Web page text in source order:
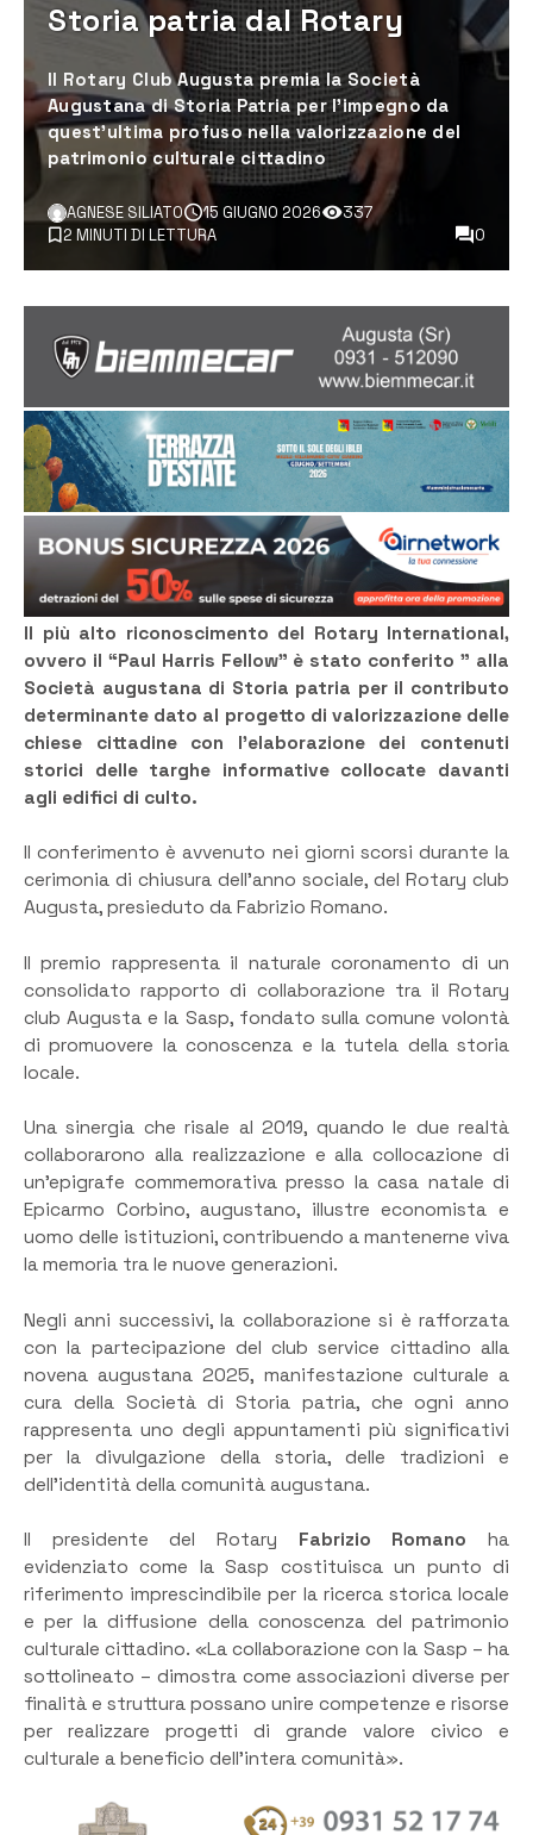
Storia patria dal Rotary
Il Rotary Club Augusta premia la Società
Augustana di Storia Patria per l'impegno da
quest’ultima profuso nella valorizzazione del
patrimonio culturale cittadino
AGNESE SILIATO 15 GIUGNO 2026
337
2 MINUTI DI LETTURA
0
Il più alto riconoscimento del Rotary International,
ovvero il “Paul Harris Fellow” è stato conferito ” alla
Società augustana di Storia patria per il contributo
determinante dato al progetto di valorizzazione delle
chiese cittadine con l’elaborazione dei contenuti
storici delle targhe informative collocate davanti
agli edifici di culto.
Il conferimento è avvenuto nei giorni scorsi durante la
cerimonia di chiusura dell’anno sociale, del Rotary club
Augusta, presieduto da Fabrizio Romano.
Il premio rappresenta il naturale coronamento di un
consolidato rapporto di collaborazione tra il Rotary
club Augusta e la Sasp, fondato sulla comune volontà
di promuovere la conoscenza e la tutela della storia
locale.
Una sinergia che risale al 2019, quando le due realtà
collaborarono alla realizzazione e alla collocazione di
un’epigrafe commemorativa presso la casa natale di
Epicarmo Corbino, augustano, illustre economista e
uomo delle istituzioni, contribuendo a mantenerne viva
la memoria tra le nuove generazioni.
Negli anni successivi, la collaborazione si è rafforzata
con la partecipazione del club service cittadino alla
novena augustana 2025, manifestazione culturale a
cura della Società di Storia patria, che ogni anno
rappresenta uno degli appuntamenti più significativi
per la divulgazione della storia, delle tradizioni e
dell’identità della comunità augustana.
Il presidente del Rotary Fabrizio Romano ha
evidenziato come la Sasp costituisca un punto di
riferimento imprescindibile per la ricerca storica locale
e per la diffusione della conoscenza del patrimonio
culturale cittadino. «La collaborazione con la Sasp – ha
sottolineato – dimostra come associazioni diverse per
finalità e struttura possano unire competenze e risorse
per realizzare progetti di grande valore civico e
culturale a beneficio dell’intera comunità».